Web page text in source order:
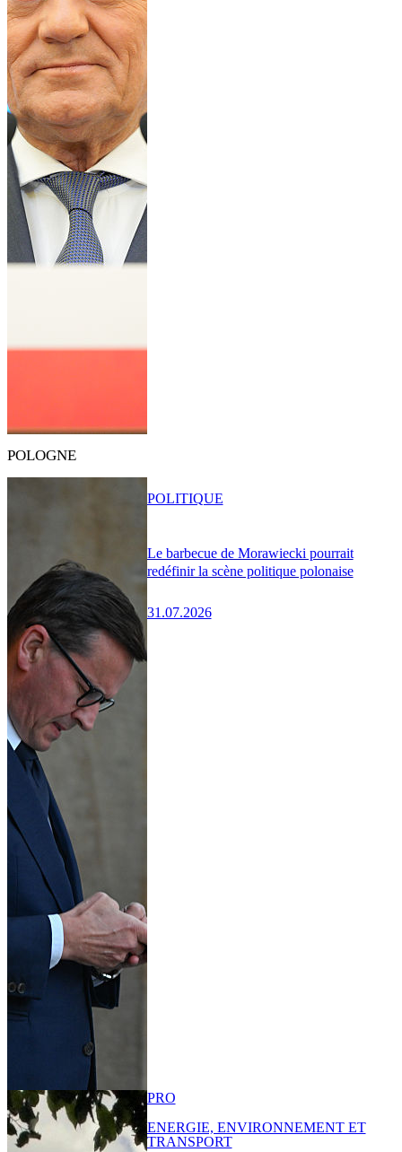
POLOGNE
Le barbecue de Morawiecki pourrait
redéfinir la scène politique polonaise
31.07.2026
POLITIQUE
PRO
ENERGIE, ENVIRONNEMENT ET
TRANSPORT